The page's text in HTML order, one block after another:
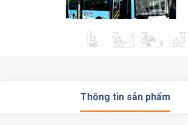
Thông tin sản phẩm